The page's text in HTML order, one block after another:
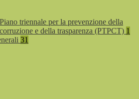
Piano triennale per la prevenzione della
corruzione e della trasparenza (PTPCT) 1
31